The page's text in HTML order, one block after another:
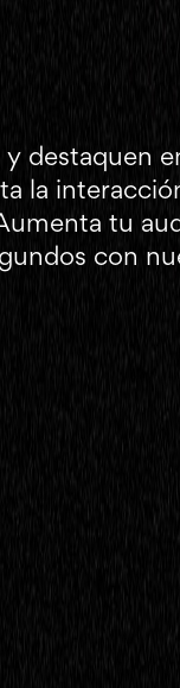
destaquen
la
tu
con